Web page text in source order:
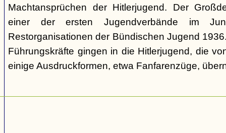
Machtansprüchen der Hitlerjugend. Der
einer der ersten Jugendverbände im
Restorganisationen der Bündischen Jugend
Führungskräfte gingen in die Hitlerjugend, die
einige Ausdruckformen, etwa Fanfarenzüge,